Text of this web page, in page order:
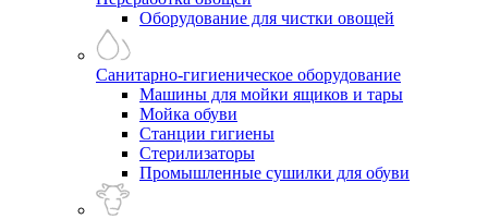
Оборудование для чистки овощей
Санитарно-гигиеническое оборудование
Машины для мойки ящиков и тары
Мойка обуви
Станции гигиены
Стерилизаторы
Промышленные сушилки для обуви